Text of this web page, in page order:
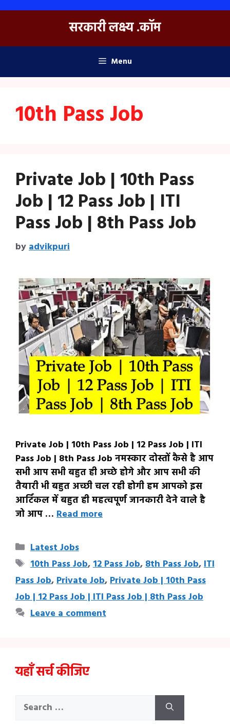
Skip
सरकारी लक्ष्य .कॉम
Menu
10th Pass Job
Private Job | 10th Pass
Job | 12 Pass Job | ITI
Pass Job | 8th Pass Job
byadvikpuri
Private Job | 10th Pass Job | 12 Pass Job | ITI
Pass Job | 8th Pass Job नमस्कार दोस्तों कैसे है आप
सभी आप सभी बहुत ही अच्छे होगे और आप सभी की
तैयारी भी बहुत अच्छी चल रही होगी हम आपको इस
आर्टिकल में बहुत ही महत्वपूर्ण जानकारी देने वाले है
जो आप … Read more
Categories
Latest Jobs
Tags
10th Pass Job,12 Pass Job,8th Pass Job,ITI
Pass Job,Private Job,Private Job | 10th Pass
Job | 12 Pass Job | ITI Pass Job | 8th Pass Job
Leave a comment
यहाँ सर्च कीजिए
Search